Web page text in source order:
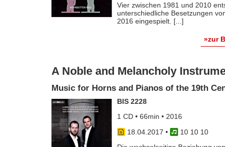
Vier zwischen 1981 und 2010
unterschiedliche Besetzungen
2016 eingespielt. [...]
»zur
A Noble and Melancholy
Music for Horns and Pianos of the 19th
BIS 2228
1 CD • 66min • 2016
18.04.2017 •
10 10 10